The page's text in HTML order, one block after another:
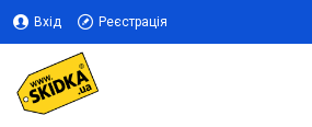
Вхід Реєстрація